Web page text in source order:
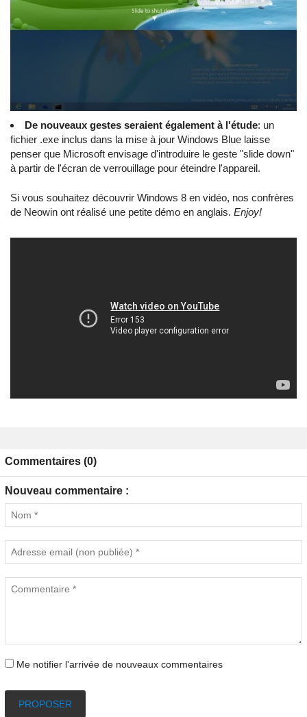
De nouveaux gestes seraient également à l'étude: un
fichier .exe inclus dans la mise à jour Windows Blue laisse
penser que Microsoft envisage d'introduire le geste "slide down"
à partir de l'écran de verrouillage pour éteindre l'appareil.
Si vous souhaitez découvrir Windows 8 en vidéo, nos confrères
de Neowin ont réalisé une petite démo en anglais. Enjoy!
Commentaires (0)
Nouveau commentaire :
Me notifier l'arrivée de nouveaux commentaires
PROPOSER